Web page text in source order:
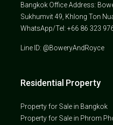
Bangkok Office Address:
Sukhumvit 49, Khlong Ton
WhatsApp/Tel: +66 86 323
Line ID: @BoweryAndRoyce
Residential Property
Property for Sale in Bangkok
Property for Sale in Phrom